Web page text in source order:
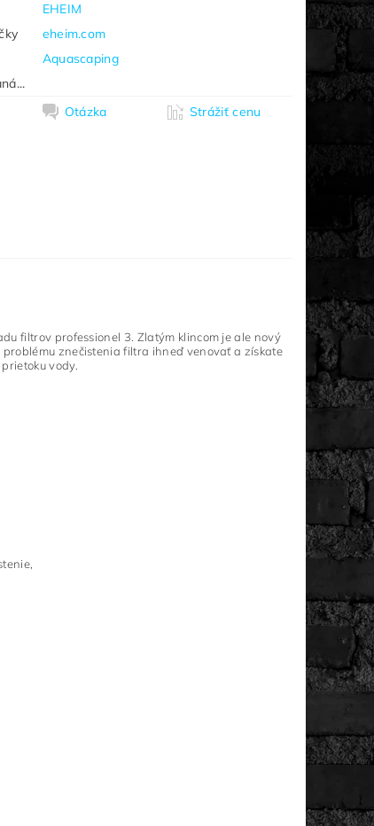
EHEIM
eheim.com
Aquascaping
Otázka Strážiť cenu
filtrov professionel 3. Zlatým klincom je ale nový
problému znečistenia filtra ihneď venovať a získate
vody.